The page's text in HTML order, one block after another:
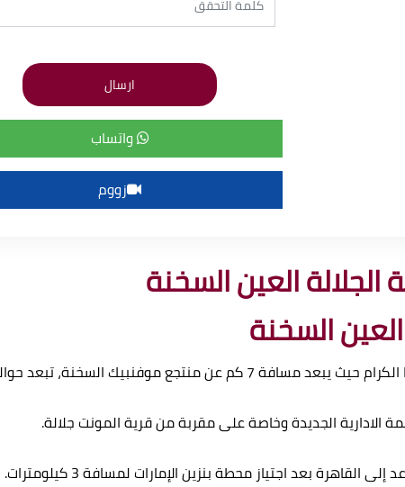
واتساب
زووم
العين السخنة
السخنة
تبعد حوالي 11 كم عن منتجع بورتو السخنة الشهير.
الادارية الجديدة وخاصة على مقربة من قرية المونت جلالة.
بعد اجتياز محطة بنزين الإمارات لمسافة 3 كيلومترات.